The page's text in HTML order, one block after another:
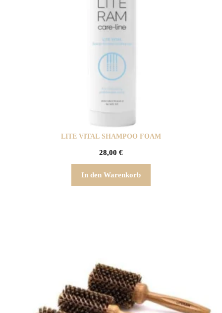
LITE VITAL SHAMPOO FOAM
28,00 €
In den Warenkorb